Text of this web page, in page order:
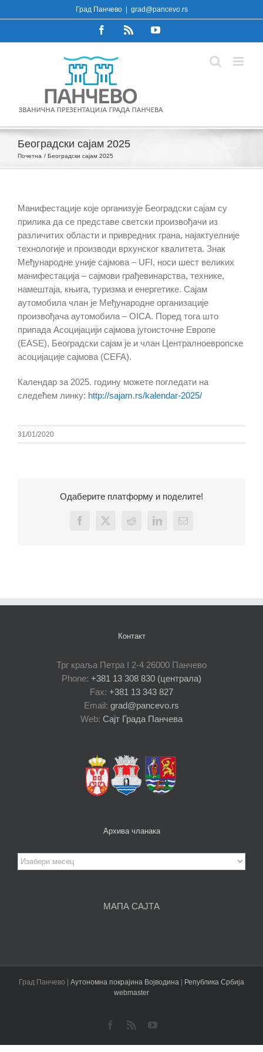
to
Град Панчево grad@pancevo.rs
FacebookRss YouTube
Београдски сајам 2025
Почетна Београдски сајам 2025
Maнифестације које организује Београдски сајам су
прилика да се представе светски произвођачи из
различитих области и привредних грана, најактуелније
технологије и производи врхунског квалитета. Знак
Међународне уније сајмова – UFI, носи шест великих
манифестација – сајмови грађевинарства, технике,
намештаја, књига, туризма и енергетике. Сајам
аутомобила члан је Међународне организације
произвођача аутомобила – OICA. Поред тога што
припада Асоцијацији сајмова југоисточне Европе
(EASE), Београдски сајам је и члан Централноевропске
асоцијације сајмова (CEFA).
Календар за 2025. годину можете погледати на
следећем линку: http://sajam.rs/kalendar-2025/
31/01/2020
Одаберите платформу и поделите!
Facebook
X Reddit LinkedInEmail
Контакт
Трг краља Петра I 2-4 26000 Панчево
Phone: +381 13 308 830 (централа)
Fax: +381 13 343 827
Email: grad@pancevo.rs
Web: Сајт Града Панчева
Архива чланака
Архива
чланака
МАПА САЈТА
Град Панчево | Аутономна покрајина Војводина | Република Србија
webmaster
Facebook
Rss YouTube